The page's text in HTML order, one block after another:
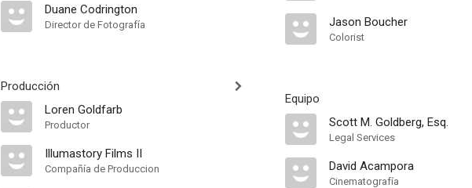
Duane Codrington
Director de Fotografía
Producción
Loren Goldfarb
Productor
Illumastory Films II
Compañía de Produccion
Jason Boucher
Colorist
Equipo
Scott M. Goldberg, Esq.
Legal Services
David Acampora
Cinematografía